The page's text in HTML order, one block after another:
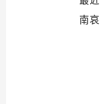
南